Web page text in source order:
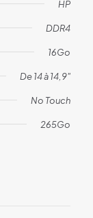
HP
DDR4
16Go
De 14 à 14,9"
No Touch
265Go